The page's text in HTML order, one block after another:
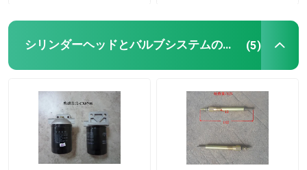
製品
わたしたち に つい て
工場 ツアー
シリンダーヘッドとバルブシステムの組立 (5)